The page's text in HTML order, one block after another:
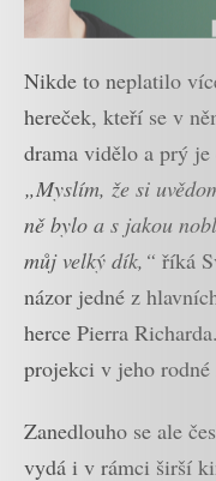
Nikde to neplatilo
hereček, kteří se v
drama vidělo a prý
„Myslím, že si
ně bylo a s jakou
můj velký dík,“ říká
názor jedné z
herce Pierra
projekci v jeho rodné
Zanedlouho se ale
vydá i v rámci širší